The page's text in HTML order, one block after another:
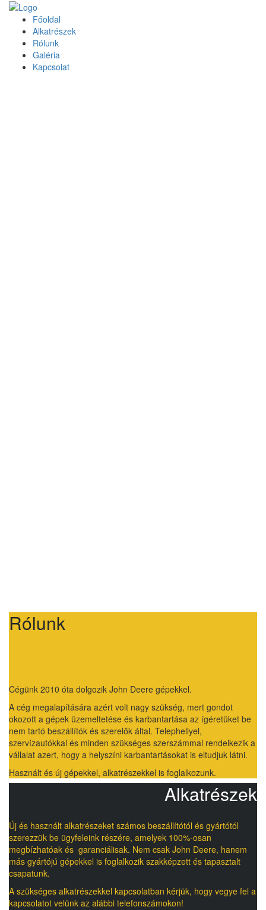
Főoldal
Alkatrészek
Rólunk
Galéria
Kapcsolat
Rólunk
Cégünk 2010 óta dolgozik John Deere gépekkel.
A cég megalapítására azért volt nagy szükség, mert gondot
okozott a gépek üzemeltetése és karbantartása az ígéretüket be
nem tartó beszállítók és szerelők által. Telephellyel,
szervízautókkal és minden szükséges szerszámmal rendelkezik a
vállalat azert, hogy a helyszíni karbantartásokat is eltudjuk látni.
Használt és új gépekkel, alkatrészekkel is foglalkozunk.
Alkatrészek
Új és használt alkatrészeket számos beszállítótól és gyártótól
szerezzük be ügyfeleink részére, amelyek 100%-osan
megbízhatóak és garanciálisak. Nem csak John Deere, hanem
más gyártójú gépekkel is foglalkozik szakképzett és tapasztalt
csapatunk.
A szükséges alkatrészekkel kapcsolatban kérjük, hogy vegye fel a
kapcsolatot velünk az alábbi telefonszámokon!